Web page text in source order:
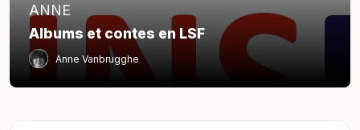
ANNE
Albums et contes en LSF
Anne Vanbrugghe